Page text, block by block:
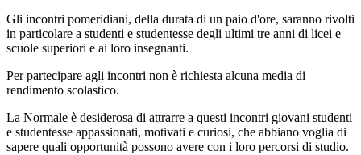
Gli incontri pomeridiani, della durata di un paio d'ore, saranno rivolti
in particolare a studenti e studentesse degli ultimi tre anni di licei e
scuole superiori e ai loro insegnanti.
Per partecipare agli incontri non è richiesta alcuna media di
rendimento scolastico.
La Normale è desiderosa di attrarre a questi incontri giovani studenti
e studentesse appassionati, motivati e curiosi, che abbiano voglia di
sapere quali opportunità possono avere con i loro percorsi di studio.